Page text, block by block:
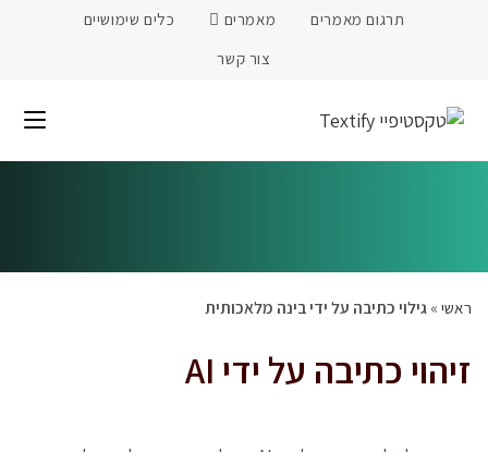
תרגום מאמרים מאמרים
כלים שימושיים
צור קשר
ראשי » גילוי כתיבה על ידי בינה מלאכותית
זיהוי כתיבה על ידי AI